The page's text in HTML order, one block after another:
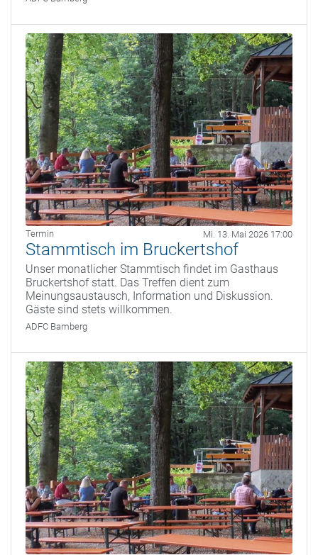
Termin Mi. 13. Mai 2026 17:00
Stammtisch im Bruckertshof
Unser monatlicher Stammtisch findet im Gasthaus
Bruckertshof statt. Das Treffen dient zum
Meinungsaustausch, Information und Diskussion.
Gäste sind stets willkommen.
ADFC Bamberg